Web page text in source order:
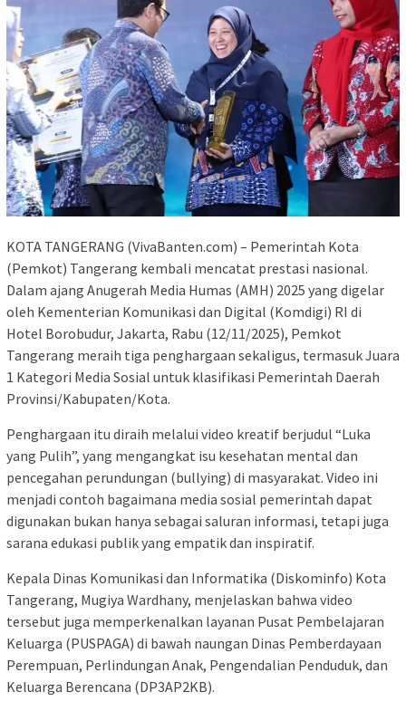
KOTA TANGERANG (VivaBanten.com) – Pemerintah Kota
(Pemkot) Tangerang kembali mencatat prestasi nasional.
Dalam ajang Anugerah Media Humas (AMH) 2025 yang digelar
oleh Kementerian Komunikasi dan Digital (Komdigi) RI di
Hotel Borobudur, Jakarta, Rabu (12/11/2025), Pemkot
Tangerang meraih tiga penghargaan sekaligus, termasuk Juara
1 Kategori Media Sosial untuk klasifikasi Pemerintah Daerah
Provinsi/Kabupaten/Kota.
Penghargaan itu diraih melalui video kreatif berjudul “Luka
yang Pulih”, yang mengangkat isu kesehatan mental dan
pencegahan perundungan (bullying) di masyarakat. Video ini
menjadi contoh bagaimana media sosial pemerintah dapat
digunakan bukan hanya sebagai saluran informasi, tetapi juga
sarana edukasi publik yang empatik dan inspiratif.
Kepala Dinas Komunikasi dan Informatika (Diskominfo) Kota
Tangerang, Mugiya Wardhany, menjelaskan bahwa video
tersebut juga memperkenalkan layanan Pusat Pembelajaran
Keluarga (PUSPAGA) di bawah naungan Dinas Pemberdayaan
Perempuan, Perlindungan Anak, Pengendalian Penduduk, dan
Keluarga Berencana (DP3AP2KB).